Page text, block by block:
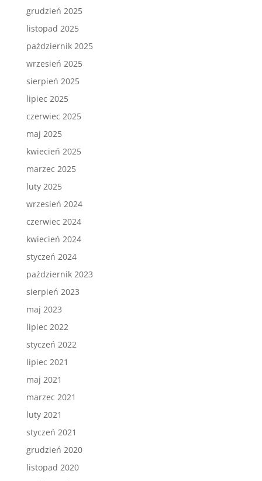
grudzień 2025
listopad 2025
październik 2025
wrzesień 2025
sierpień 2025
lipiec 2025
czerwiec 2025
maj 2025
kwiecień 2025
marzec 2025
luty 2025
wrzesień 2024
czerwiec 2024
kwiecień 2024
styczeń 2024
październik 2023
sierpień 2023
maj 2023
lipiec 2022
styczeń 2022
lipiec 2021
maj 2021
marzec 2021
luty 2021
styczeń 2021
grudzień 2020
listopad 2020